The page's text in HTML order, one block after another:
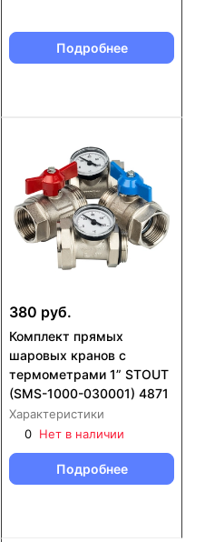
Подробнее
380 руб.
Комплект прямых
шаровых кранов с
термометрами 1” STOUT
(SMS-1000-030001) 4871
Характеристики
0 Нет в наличии
Подробнее